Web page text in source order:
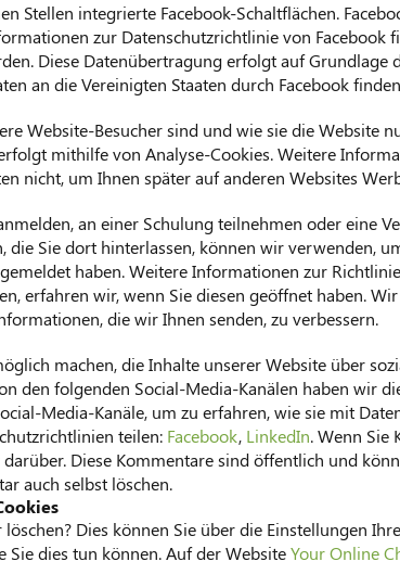
Stellen integrierte Facebook-Schaltflächen.
zur Datenschutzrichtlinie von Facebook
Diese Datenübertragung erfolgt auf Grundlage
an die Vereinigten Staaten durch Facebook
Website-Besucher sind und wie sie die Website
mithilfe von Analyse-Cookies. Weitere
nicht, um Ihnen später auf anderen Websites
an einer Schulung teilnehmen oder eine
Sie dort hinterlassen, können wir verwenden,
haben. Weitere Informationen zur
erfahren wir, wenn Sie diesen geöffnet haben.
die wir Ihnen senden, zu verbessern.
machen, die Inhalte unserer Website über
den folgenden Social-Media-Kanälen haben wir
Media-Kanäle, um zu erfahren, wie sie mit
teilen: Facebook, LinkedIn. Wenn Sie
Diese Kommentare sind öffentlich und
auch selbst löschen.
Dies können Sie über die Einstellungen
Sie dies tun können. Auf der WebsiteYour Online